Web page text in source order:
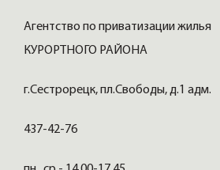
Агентство по приватизации жилья
КУРОРТНОГО РАЙОНА
г.Сестрорецк, пл.Свободы, д.1 адм.
437-42-76